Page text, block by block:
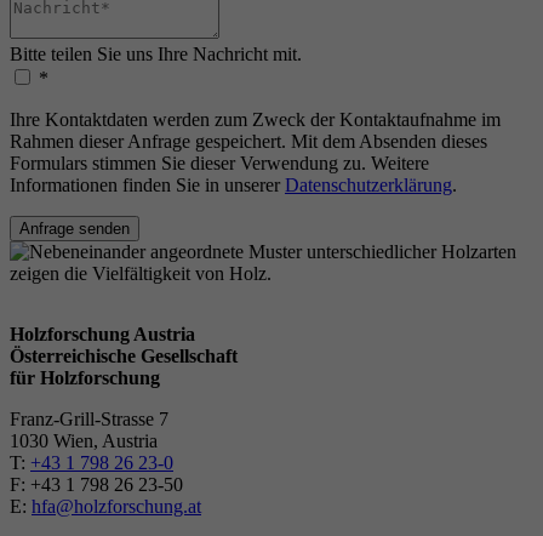
Bitte teilen Sie uns Ihre Nachricht mit.
*
Ihre Kontaktdaten werden zum Zweck der Kontaktaufnahme im
Rahmen dieser Anfrage gespeichert. Mit dem Absenden dieses
Formulars stimmen Sie dieser Verwendung zu. Weitere
Informationen finden Sie in unserer Datenschutzerklärung.
Anfrage senden
Holzforschung Austria
Österreichische Gesellschaft
für Holzforschung
Franz-Grill-Strasse 7
1030 Wien, Austria
T: +43 1 798 26 23-0
​​F: +43 1 798 26 23-50
E: hfa@holzforschung.at